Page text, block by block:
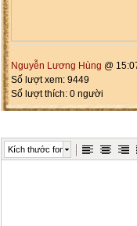
Nguyễn Lương Hùng @
Số lượt xem: 9449
Số lượt thích: 0 người
Kích thước font